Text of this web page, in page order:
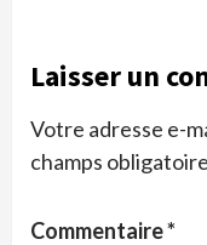
Laisser un
Votre adresse e-
champs
Commentaire*